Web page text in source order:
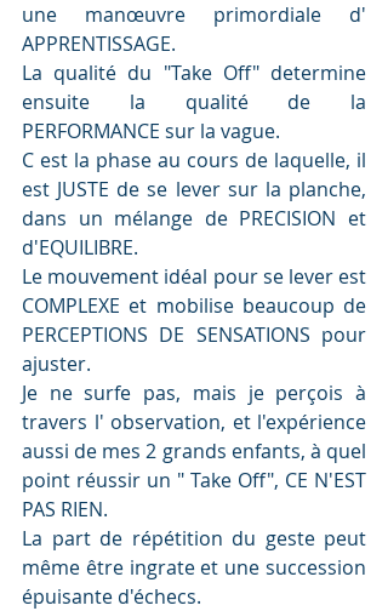
une manœuvre primordiale d'
APPRENTISSAGE.
La qualité du "Take Off" determine
ensuite la qualité de la
PERFORMANCE sur la vague.
C est la phase au cours de laquelle, il
est JUSTE de se lever sur la planche,
dans un mélange de PRECISION et
d'EQUILIBRE.
Le mouvement idéal pour se lever est
COMPLEXE et mobilise beaucoup de
PERCEPTIONS DE SENSATIONS pour
ajuster.
Je ne surfe pas, mais je perçois à
travers l' observation, et l'expérience
aussi de mes 2 grands enfants, à quel
point réussir un " Take Off", CE N'EST
PAS RIEN.
La part de répétition du geste peut
même être ingrate et une succession
épuisante d'échecs.